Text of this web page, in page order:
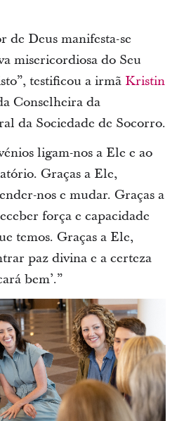
de Deus manifesta-se
misericordiosa do Seu
testificou a irmã Kristin
Conselheira da
da Sociedade de Socorro.
ligam-nos a Ele e ao
Graças a Ele,
nos e mudar. Graças a
força e capacidade
temos. Graças a Ele,
paz divina e a certeza
bem’.”